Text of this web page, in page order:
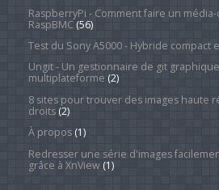
RaspberryPi - Comment faire un
RaspBMC(56)
Test du Sony A5000 - Hybride compact
Ungit - Un gestionnaire de git
multiplateforme (2)
8 sites pour trouver des images haute
droits(2)
À propos(1)
Redresser une série d'images
grâce à XnView(1)